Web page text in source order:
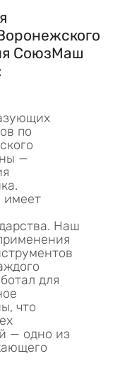
СоюзМаш
по
—
Наш
для
что
— одно из